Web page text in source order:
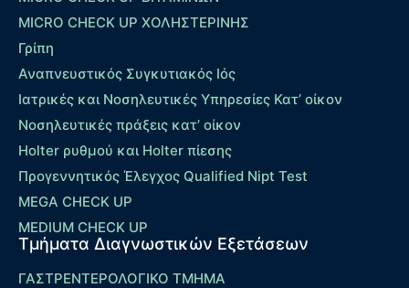
MICRO CHECK UP ΧΟΛΗΣΤΕΡΙΝΗΣ
Γρίπη
Αναπνευστικός Συγκυτιακός Ιός
Ιατρικές και Νοσηλευτικές Υπηρεσίες Κατ’ οίκον
Νοσηλευτικές πράξεις κατ’ οίκον
Holter ρυθμού και Holter πίεσης
Προγεννητικός Έλεγχος Qualified Nipt Test
MEGA CHECK UP
MEDIUM CHECK UP
Τμήματα Διαγνωστικών Εξετάσεων
ΓΑΣΤΡΕΝΤΕΡΟΛΟΓΙΚΟ ΤΜΗΜΑ